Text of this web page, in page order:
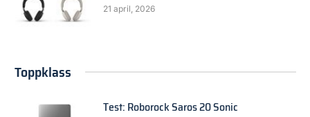
21 april, 2026
Toppklass
Test: Roborock Saros 20 Sonic